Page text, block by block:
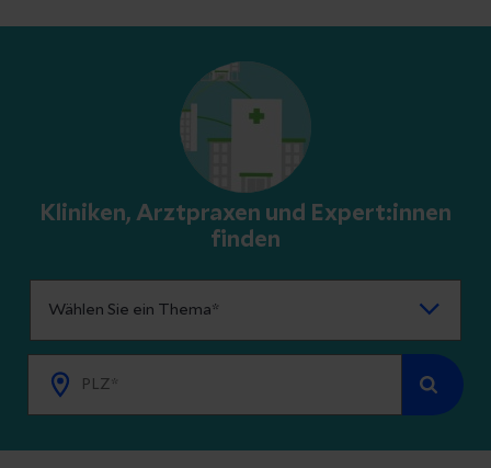
Kliniken, Arztpraxen und Expert:innen
finden